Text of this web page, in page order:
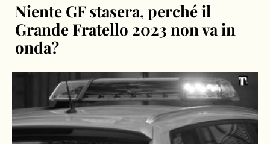
Niente GF stasera, perché il
Grande Fratello 2023 non va in
onda?